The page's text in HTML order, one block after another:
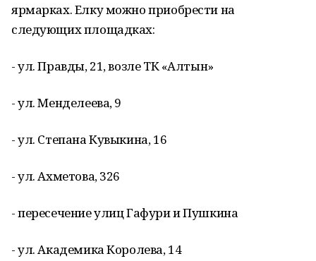
ярмарках. Елку можно приобрести на
следующих площадках:
- ул. Правды, 21, возле ТК «Алтын»
- ул. Менделеева, 9
- ул. Степана Кувыкина, 16
- ул. Ахметова, 326
- пересечение улиц Гафури и Пушкина
- ул. Академика Королева, 14